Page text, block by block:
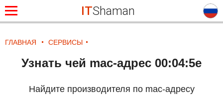
ITShaman
ГЛАВНАЯ СЕРВИСЫ
Узнать чей mac-адрес 00:04:5e
Найдите производителя по mac-адресу